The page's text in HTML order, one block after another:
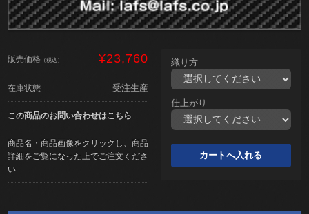
販売価格 （税込） ¥23,760
在庫状態 受注生産
この商品のお問い合わせはこちら
商品名・商品画像をクリックし、商品
詳細をご覧になった上でご注文くださ
い
織り方
仕上がり